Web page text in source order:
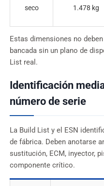
seco
1.478 kg
Estas dimensiones no
bancada sin un plano de
List real.
Identificación
número de serie
La Build List y el ESN
de fábrica. Deben anotarse
sustitución, ECM, inyector,
componente crítico.